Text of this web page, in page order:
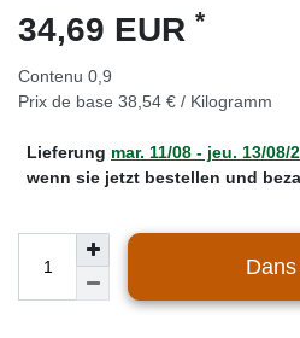
34,69 EUR *
Contenu 0,9
Prix de base 38,54 € / Kilogramm
Lieferung mar. 11/08 - jeu. 13/08/
wenn sie jetzt bestellen und